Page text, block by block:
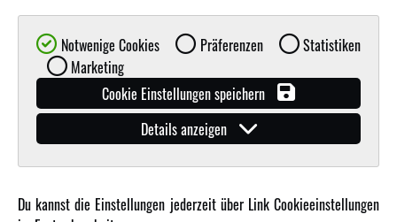
© Copyright 2019 - 2026 Amewi Trade GmbH - Alle Rechte vorbehalten |Impressum| Der
Notwenige Cookies Präferenzen
Statistiken
Marketing
Cookie Einstellungen speichern
Details anzeigen
Du kannst die Einstellungen jederzeit über Link Cookieeinstellungen